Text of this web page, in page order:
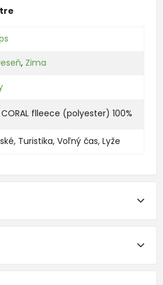
, Zima
CORAL flleece (polyester) 100%
, Turistika, Voľný čas, Lyže
Pidilidi, PD1139-07, fuchsiová